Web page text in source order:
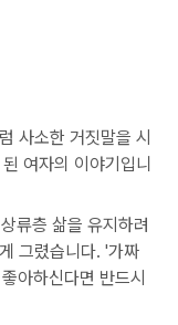
사소한 거짓말을 시
여자의 이야기입니
류층 삶을 유지하려
그렸습니다. '가짜
아하신다면 반드시